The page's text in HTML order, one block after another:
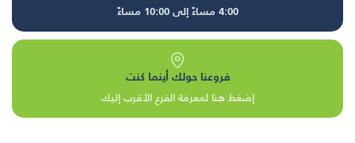
4:00 مساءً إلى 10:00 مساءً
فروعنا حولك أينما كنت
إضغط هنا لمعرفة الفرع الأقرب إليك